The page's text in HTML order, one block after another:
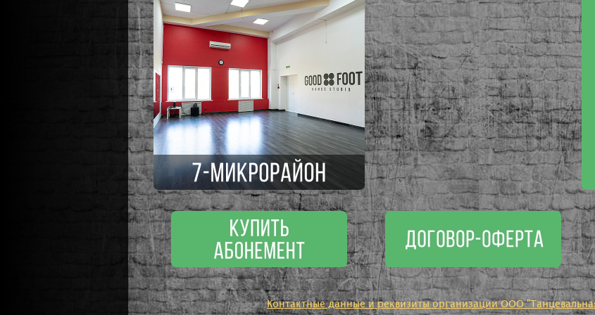
Контактные данные и реквизиты организации ООО